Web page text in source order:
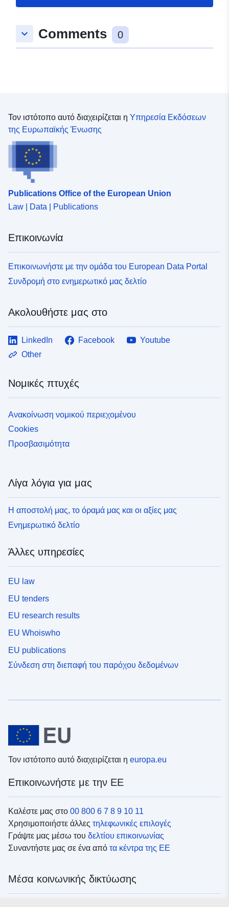
keyboard_arrow_down Comments 0
Τον ιστότοπο αυτό διαχειρίζεται η Υπηρεσία Εκδόσεων
της Ευρωπαϊκής Ένωσης
Publications Office of the European Union
Law | Data | Publications
Επικοινωνία
Επικοινωνήστε με την ομάδα του European Data Portal
Συνδρομή στο ενημερωτικό μας δελτίο
Ακολουθήστε μας στο
LinkedIn Facebook
Youtube
Other
Νομικές πτυχές
Ανακοίνωση νομικού περιεχομένου
Cookies
Προσβασιμότητα
Λίγα λόγια για μας
Η αποστολή μας, το όραμά μας και οι αξίες μας
Ενημερωτικό δελτίο
Άλλες υπηρεσίες
EU law
EU tenders
EU research results
EU Whoiswho
EU publications
Σύνδεση στη διεπαφή του παρόχου δεδομένων
Τον ιστότοπο αυτό διαχειρίζεται η europa.eu
Επικοινωνήστε με την ΕΕ
Καλέστε μας στο 00 800 6 7 8 9 10 11
Χρησιμοποιήστε άλλες τηλεφωνικές επιλογές
Γράψτε μας μέσω του δελτίου επικοινωνίας
Συναντήστε μας σε ένα από τα κέντρα της ΕΕ
Μέσα κοινωνικής δικτύωσης